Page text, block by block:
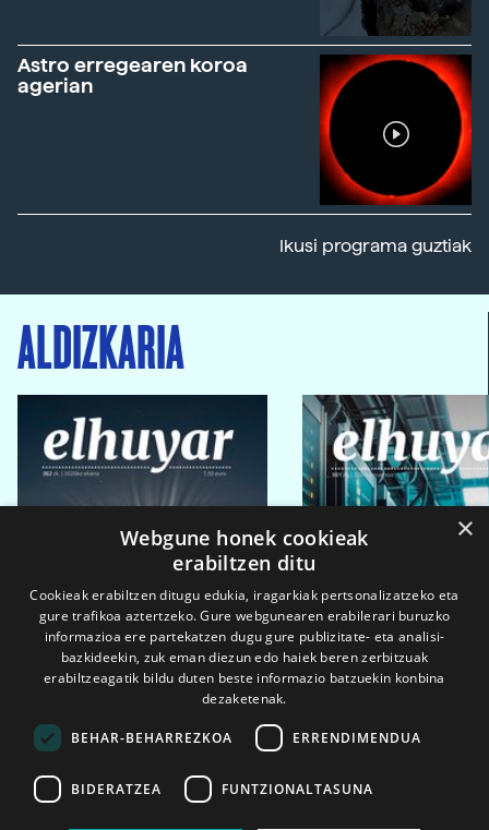
Astro erregearen koroa
agerian
Ikusi programa guztiak
ALDIZKARIA
2026ko eka. 1a 2026ko mar. 1a
×
Webgune honek cookieak
erabiltzen ditu
Cookieak erabiltzen ditugu edukia, iragarkiak pertsonalizatzeko eta
gure trafikoa aztertzeko. Gure webgunearen erabilerari buruzko
informazioa ere partekatzen dugu gure publizitate- eta analisi-
bazkideekin, zuk eman diezun edo haiek beren zerbitzuak
erabiltzeagatik bildu duten beste informazio batzuekin konbina
dezaketenak.
BEHAR-BEHARREZKOA ERRENDIMENDUA
BIDERATZEA FUNTZIONALTASUNA